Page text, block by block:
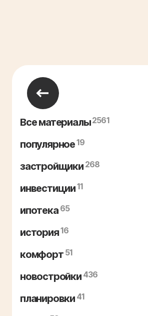
Все материалы2561
популярное19
застройщики 268
инвестиции11
ипотека 65
история16
комфорт 51
новостройки 436
планировки 41